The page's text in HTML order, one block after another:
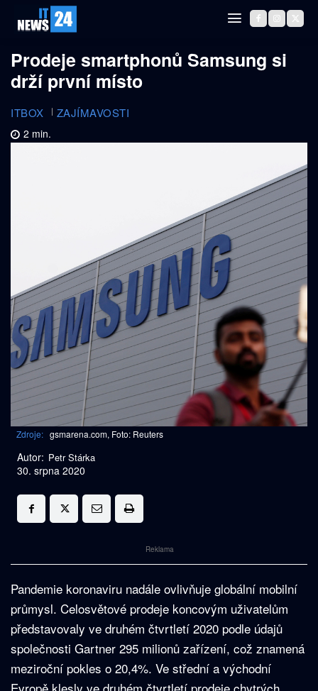
Prodeje smartphonů Samsung si
drží první místo
ITBOX ZAJÍMAVOSTI
2 min.
Zdroje: gsmarena.com, Foto: Reuters
Autor: Petr Stárka
30. srpna 2020
Reklama
Pandemie koronaviru nadále ovlivňuje globální mobilní
průmysl. Celosvětové prodeje koncovým uživatelům
představovaly ve druhém čtvrtletí 2020 podle údajů
společnosti Gartner 295 milionů zařízení, což znamená
meziroční pokles o 20,4%. Ve střední a východní